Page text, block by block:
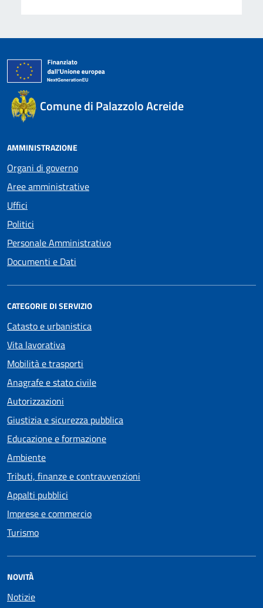
Comune di Palazzolo Acreide
AMMINISTRAZIONE
Organi di governo
Aree amministrative
Uffici
Politici
Personale Amministrativo
Documenti e Dati
CATEGORIE DI SERVIZIO
Catasto e urbanistica
Vita lavorativa
Mobilità e trasporti
Anagrafe e stato civile
Autorizzazioni
Giustizia e sicurezza pubblica
Educazione e formazione
Ambiente
Tributi, finanze e contravvenzioni
Appalti pubblici
Imprese e commercio
Turismo
NOVITÀ
Notizie